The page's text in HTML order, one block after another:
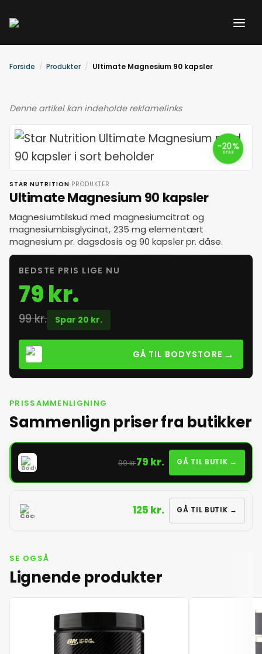
indholdet
Forside Produkter Ultimate Magnesium 90 kapsler
Denne artikel kan indeholde reklamelinks
-20%
SPAR
STAR NUTRITION·PRODUKTER ·
Ultimate Magnesium 90 kapsler
Magnesiumtilskud med magnesiumcitrat og
magnesiumbisglycinat, 235 mg elementært
magnesium pr. dagsdosis og 90 kapsler pr. dåse.
BEDSTE PRIS LIGE NU
79 kr.
99 kr. Spar 20 kr.
GÅ TIL BODYSTORE →
PRISSAMMENLIGNING
Sammenlign priser fra butikker
99 kr.79 kr. GÅ TIL BUTIK →
125 kr. GÅ TIL BUTIK →
SE OGSÅ
Lignende produkter